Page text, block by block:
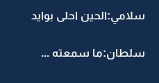
سلامي:الحين احلى بوايد
سلطان:ما سمعته ...